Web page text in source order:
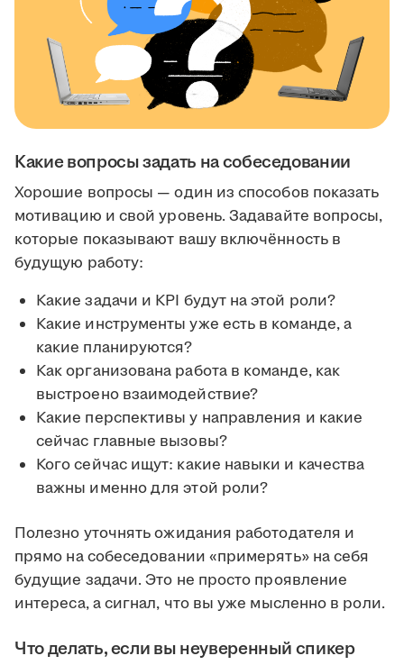
Какие вопросы задать на собеседовании
Хорошие вопросы — один из способов показать
мотивацию и свой уровень. Задавайте вопросы,
которые показывают вашу включённость в
будущую работу:
Какие задачи и KPI будут на этой роли?
Какие инструменты уже есть в команде, а
какие планируются?
Как организована работа в команде, как
выстроено взаимодействие?
Какие перспективы у направления и какие
сейчас главные вызовы?
Кого сейчас ищут: какие навыки и качества
важны именно для этой роли?
Полезно уточнять ожидания работодателя и
прямо на собеседовании «примерять» на себя
будущие задачи. Это не просто проявление
интереса, а сигнал, что вы уже мысленно в роли.
Что делать, если вы неуверенный спикер